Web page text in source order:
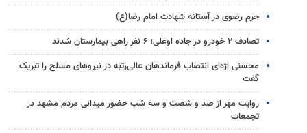
حرم رضوی در آستانه شهادت امام رضا(ع)
تصادف ۲ خودرو در جاده اوغلی؛ ۶ نفر راهی بیمارستان شدند
محسنی اژه‌ای انتصاب‌ فرماندهان عالی‌رتبه در نیروهای مسلح را تبریک
گفت
روایت مهر از صد و شصت و سه شب حضور میدانی مردم مشهد در
تجمعات